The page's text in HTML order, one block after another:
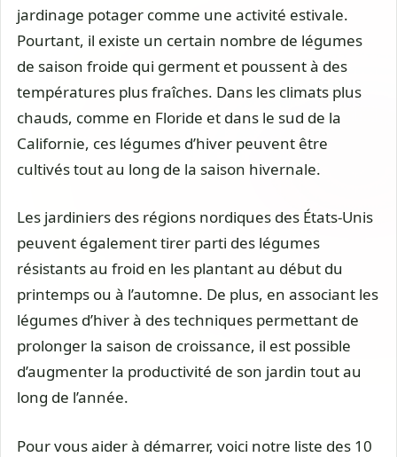
jardinage potager comme une activité estivale.
Pourtant, il existe un certain nombre de légumes
de saison froide qui germent et poussent à des
températures plus fraîches. Dans les climats plus
chauds, comme en Floride et dans le sud de la
Californie, ces légumes d’hiver peuvent être
cultivés tout au long de la saison hivernale.
Les jardiniers des régions nordiques des États-Unis
peuvent également tirer parti des légumes
résistants au froid en les plantant au début du
printemps ou à l’automne. De plus, en associant les
légumes d’hiver à des techniques permettant de
prolonger la saison de croissance, il est possible
d’augmenter la productivité de son jardin tout au
long de l’année.
Pour vous aider à démarrer, voici notre liste des 10